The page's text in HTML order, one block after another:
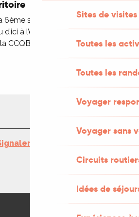
Sites de visites
Toutes les
Toutes les
Voyager
Voyager sans
Circuits
Idées de
6ème saison du Projet Culturel de
d’ici à l’eau de là » proposé par le
CCQB, venez découvrir
une erreur